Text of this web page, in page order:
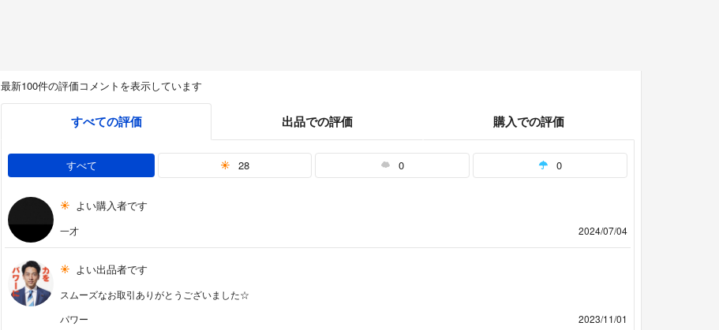
最新100件の評価コメントを表示しています
すべての評価 出品での評価 購入での評価
すべて 28 0 0
よい購入者です
一才 2024/07/04
よい出品者です
スムーズなお取引ありがとうございました☆
パワー
2023/11/01